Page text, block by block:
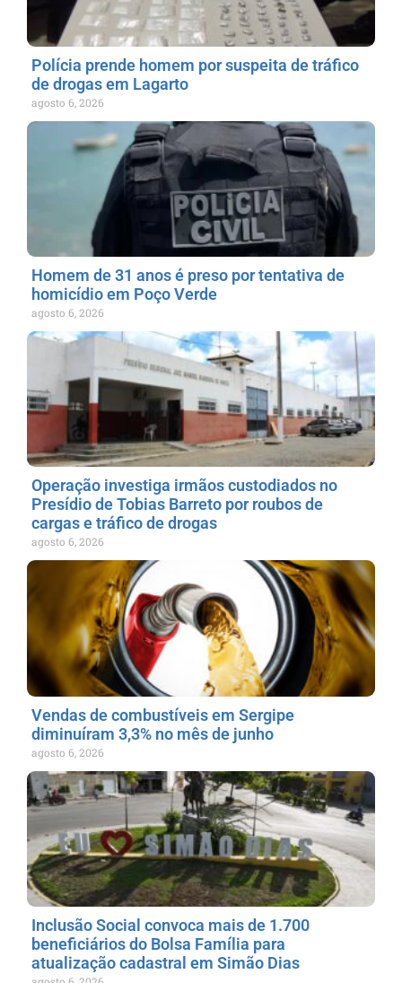
Polícia prende homem por suspeita de tráfico
de drogas em Lagarto
agosto 6, 2026
Homem de 31 anos é preso por tentativa de
homicídio em Poço Verde
agosto 6, 2026
Operação investiga irmãos custodiados no
Presídio de Tobias Barreto por roubos de
cargas e tráfico de drogas
agosto 6, 2026
Vendas de combustíveis em Sergipe
diminuíram 3,3% no mês de junho
agosto 6, 2026
Inclusão Social convoca mais de 1.700
beneficiários do Bolsa Família para
atualização cadastral em Simão Dias